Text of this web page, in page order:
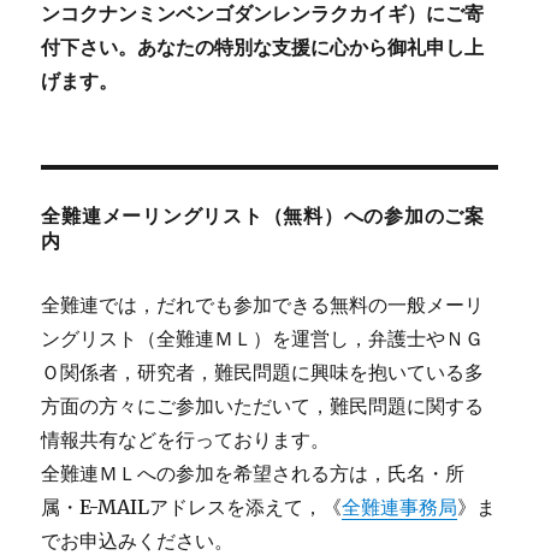
ンコクナンミンベンゴダンレンラクカイギ）にご寄
付下さい。あなたの特別な支援に心から御礼申し上
げます。
全難連メーリングリスト（無料）への参加のご案
内
全難連では，だれでも参加できる無料の一般メーリ
ングリスト（全難連ＭＬ）を運営し，弁護士やＮＧ
Ｏ関係者，研究者，難民問題に興味を抱いている多
方面の方々にご参加いただいて，難民問題に関する
情報共有などを行っております。
全難連ＭＬへの参加を希望される方は，氏名・所
属・E-MAILアドレスを添えて，《全難連事務局》ま
でお申込みください。